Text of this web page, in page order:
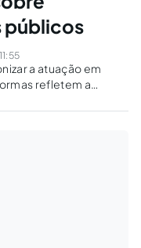
públicos
a atuação em
refletem a